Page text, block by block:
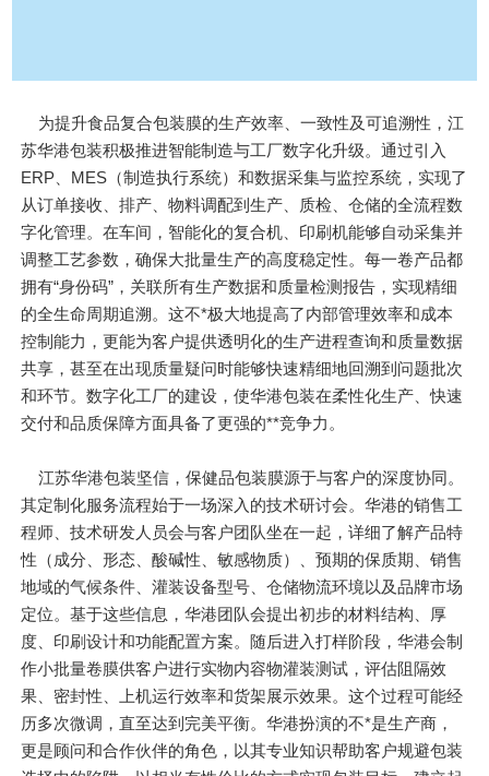
为提升食品复合包装膜的生产效率、一致性及可追溯性，江
苏华港包装积极推进智能制造与工厂数字化升级。通过引入
ERP、MES（制造执行系统）和数据采集与监控系统，实现了
从订单接收、排产、物料调配到生产、质检、仓储的全流程数
字化管理。在车间，智能化的复合机、印刷机能够自动采集并
调整工艺参数，确保大批量生产的高度稳定性。每一卷产品都
拥有“身份码”，关联所有生产数据和质量检测报告，实现精细
的全生命周期追溯。这不*极大地提高了内部管理效率和成本
控制能力，更能为客户提供透明化的生产进程查询和质量数据
共享，甚至在出现质量疑问时能够快速精细地回溯到问题批次
和环节。数字化工厂的建设，使华港包装在柔性化生产、快速
交付和品质保障方面具备了更强的**竞争力。
江苏华港包装坚信，保健品包装膜源于与客户的深度协同。
其定制化服务流程始于一场深入的技术研讨会。华港的销售工
程师、技术研发人员会与客户团队坐在一起，详细了解产品特
性（成分、形态、酸碱性、敏感物质）、预期的保质期、销售
地域的气候条件、灌装设备型号、仓储物流环境以及品牌市场
定位。基于这些信息，华港团队会提出初步的材料结构、厚
度、印刷设计和功能配置方案。随后进入打样阶段，华港会制
作小批量卷膜供客户进行实物内容物灌装测试，评估阻隔效
果、密封性、上机运行效率和货架展示效果。这个过程可能经
历多次微调，直至达到完美平衡。华港扮演的不*是生产商，
更是顾问和合作伙伴的角色，以其专业知识帮助客户规避包装